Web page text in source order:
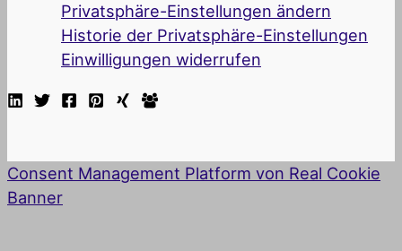
Privatsphäre-Einstellungen ändern
Historie der Privatsphäre-Einstellungen
Einwilligungen widerrufen
Consent Management Platform von Real Cookie
Banner